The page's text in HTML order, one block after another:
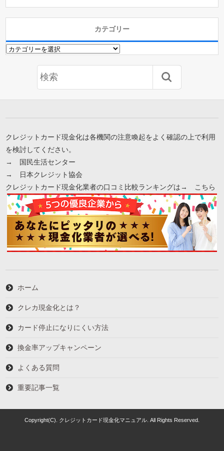
カテゴリー
カ
クレジットカード現金化は各機関の注意喚起をよく確認の上で利用
を検討してください。
→
国民生活センター
→
日本クレジット協会
クレジットカード現金化業者の口コミ比較ランキングは→
こちら
ホーム
クレカ現金化とは？
カード停止になりにくい方法
換金率アップキャンペーン
よくある質問
重要記事一覧
Copyright(C). クレジットカード現金化マニュアル. All Rights Reserved.